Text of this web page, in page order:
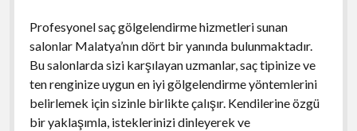
Profesyonel saç gölgelendirme hizmetleri sunan
salonlar Malatya’nın dört bir yanında bulunmaktadır.
Bu salonlarda sizi karşılayan uzmanlar, saç tipinize ve
ten renginize uygun en iyi gölgelendirme yöntemlerini
belirlemek için sizinle birlikte çalışır. Kendilerine özgü
bir yaklaşımla, isteklerinizi dinleyerek ve